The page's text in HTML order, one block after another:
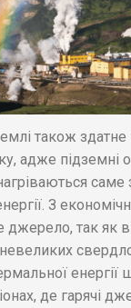
також здатне
адже підземні
З
джерело, так як
енергії
де гарячі